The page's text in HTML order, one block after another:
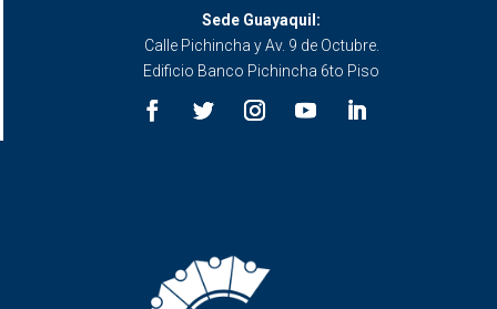
Sede Guayaquil:
Calle Pichincha y Av. 9 de Octubre.
Edificio Banco Pichincha 6to Piso